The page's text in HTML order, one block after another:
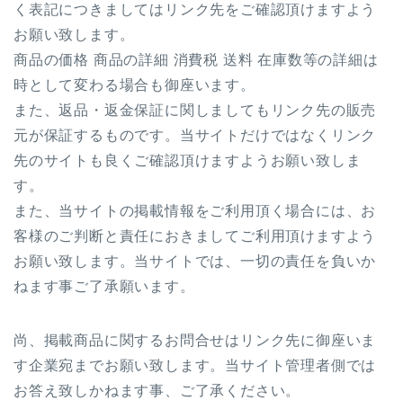
く表記につきましてはリンク先をご確認頂けますよう
お願い致します。
商品の価格 商品の詳細 消費税 送料 在庫数等の詳細は
時として変わる場合も御座います。
また、返品・返金保証に関しましてもリンク先の販売
元が保証するものです。当サイトだけではなくリンク
先のサイトも良くご確認頂けますようお願い致しま
す。
また、当サイトの掲載情報をご利用頂く場合には、お
客様のご判断と責任におきましてご利用頂けますよう
お願い致します。当サイトでは、一切の責任を負いか
ねます事ご了承願います。
尚、掲載商品に関するお問合せはリンク先に御座いま
す企業宛までお願い致します。当サイト管理者側では
お答え致しかねます事、ご了承ください。